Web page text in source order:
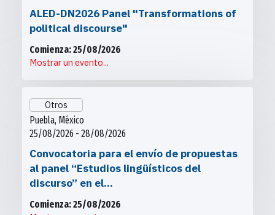
ALED-DN2026 Panel "Transformations of
political discourse"
Comienza: 25/08/2026
Mostrar un evento...
Otros
Puebla, México
25/08/2026 - 28/08/2026
Convocatoria para el envío de propuestas
al panel “Estudios lingüísticos del
discurso” en el...
Comienza: 25/08/2026